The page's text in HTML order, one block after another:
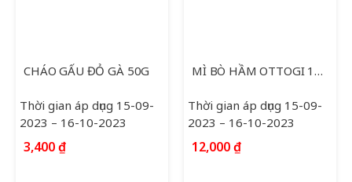
CHÁO GẤU ĐỎ GÀ 50G
Thời gian áp dụng 15-09-
2023 – 16-10-2023
3,400₫
MÌ BÒ HẦM OTTOGI 120G
Thời gian áp dụng 15-09-
2023 – 16-10-2023
12,000₫